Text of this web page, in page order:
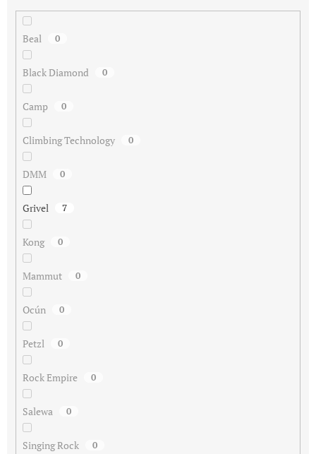
Beal 0
Black Diamond 0
Camp 0
Climbing Technology 0
DMM 0
Grivel 7
Kong 0
Mammut 0
Ocún 0
Petzl 0
Rock Empire 0
Salewa 0
Singing Rock 0